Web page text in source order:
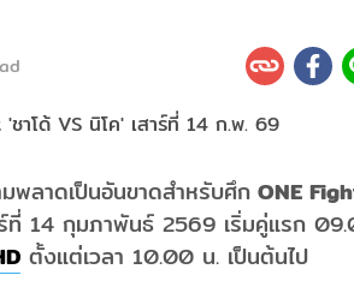
พลาดเป็นอันขาดสำหรับศึก ONE
ที่ 14 กุมภาพันธ์ 2569 เริ่มคู่แรก
ตั้งแต่เวลา 10.00 น. เป็นต้นไป